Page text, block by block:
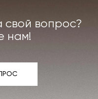
свой вопрос?
нам!